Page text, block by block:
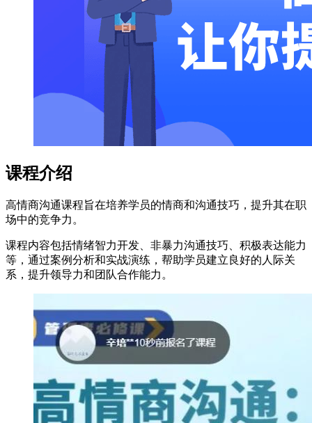
课程介绍
高情商沟通课程旨在培养学员的情商和沟通技巧，提升其在职
场中的竞争力。
课程内容包括情绪智力开发、非暴力沟通技巧、积极表达能力
等，通过案例分析和实战演练，帮助学员建立良好的人际关
系，提升领导力和团队合作能力。